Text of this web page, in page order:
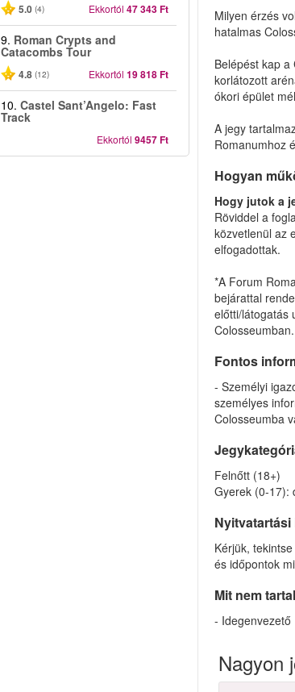
5.0 (4) Ekkortól 47 343 Ft
9. Roman Crypts and
Catacombs Tour
4.8 (12) Ekkortól 19 818 Ft
10. Castel Sant’Angelo: Fast
Track
Ekkortól 9457 Ft
Milyen érzés
hatalmas
Belépést kap
korlátozott
ókori épület
A jegy
Romanumhoz
Hogyan
Hogy jutok a
Röviddel a
közvetlenül az
elfogadottak.
*A Forum
bejárattal
előtti/látogatás
Colosseumban.
Fontos
- Személyi
személyes
Colosseumba
Felnőtt (18+)
Gyerek (0-17):
Nyitvatartási
Kérjük,
és időpontok
Mit nem
- Idegenvezető
Nagyon